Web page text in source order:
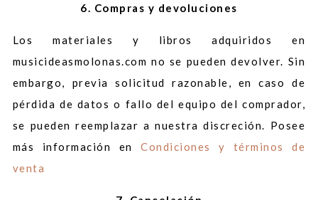
6. Compras y devoluciones
Los materiales y libros adquiridos en
musicideasmolonas.com no se pueden devolver. Sin
embargo, previa solicitud razonable, en caso de
pérdida de datos o fallo del equipo del comprador,
se pueden reemplazar a nuestra discreción. Posee
más información en Condiciones y términos de
venta